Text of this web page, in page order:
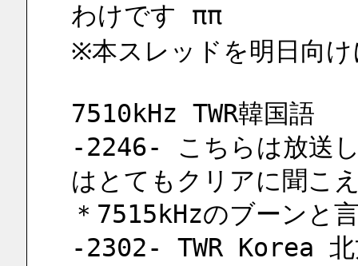
わけです ππ
※本スレッドを明日向
7510kHz TWR韓国語
-2246- こちらは放送
はとてもクリアに聞こ
＊7515kHzのブーンと
-2302- TWR Korea 北